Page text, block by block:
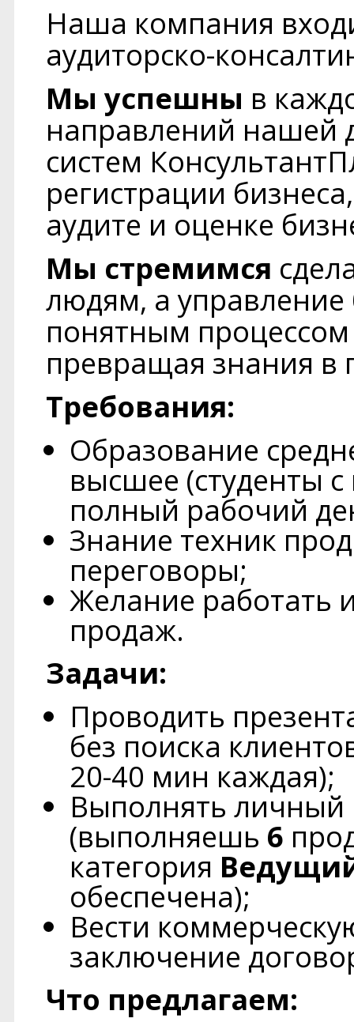
Наша компания
аудиторско-
Мы успешны в
направлений нашей
систем
регистрации
аудите и оценке
Мы стремимся
людям, а
понятным
превращая знания в
Требования:
Образование
высшее (студенты
полный рабочий
Знание техник
переговоры;
Желание работать
продаж.
Задачи:
Проводить
без поиска
20-40 мин каждая);
Выполнять
(выполняешь 6
категория
обеспечена);
Вести
заключение
Что предлагаем: